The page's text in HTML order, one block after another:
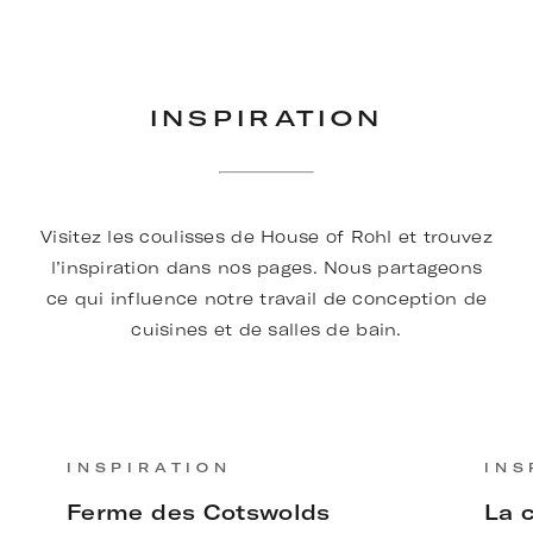
INSPIRATION
Visitez les coulisses de House of Rohl et trouvez
l’inspiration dans nos pages. Nous partageons
ce qui influence notre travail de conception de
cuisines et de salles de bain.
INSPIRATION
Ferme des Cotswolds La